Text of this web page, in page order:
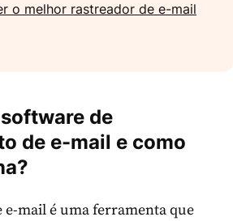
o melhor rastreador de e-mail
de
de e-mail e como
e-mail é uma ferramenta que